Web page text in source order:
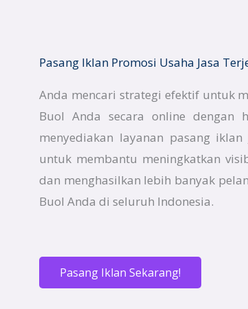
Pasang Iklan Promosi Usaha Jasa
Anda mencari strategi efektif untuk
Buol Anda secara online dengan
menyediakan layanan pasang
untuk membantu meningkatkan
dan menghasilkan lebih banyak
Buol Anda di seluruh Indonesia.
Pasang Iklan Sekarang!